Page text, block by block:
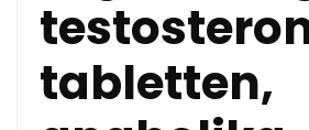
tabletten,